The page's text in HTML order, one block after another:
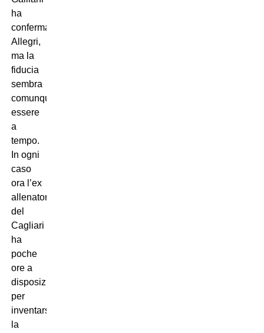
ha
confermato
Allegri,
ma la
fiducia
sembra
comunque
essere
a
tempo.
In ogni
caso
ora l’ex
allenatore
del
Cagliari
ha
poche
ore a
disposizione
per
inventarsi
la